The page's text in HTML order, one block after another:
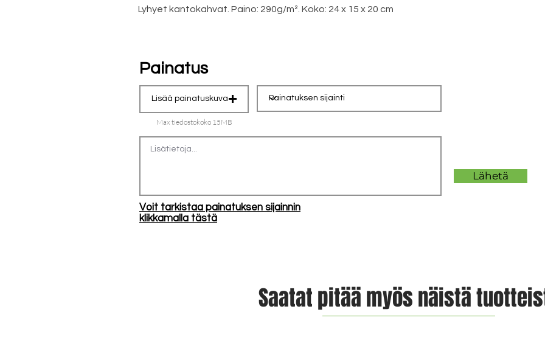
Lyhyet kantokahvat. Paino: 290g/m². Koko: 24 x 15 x 20 cm
Painatus
Lisää painatuskuva
Max tiedostokoko 15MB
Voit tarkistaa painatuksen sijainnin
klikkamalla tästä
Lähetä
Saatat pitää myös näistä